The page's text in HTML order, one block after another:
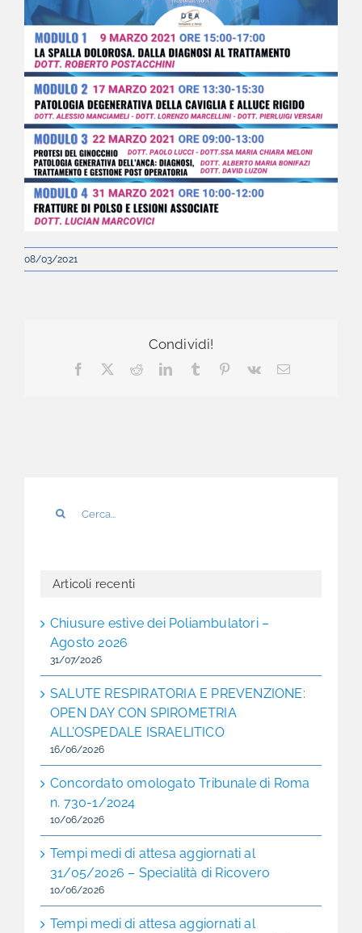
08/03/2021
Condividi!
Facebook RedditLinkedInTumblr Pinterest
Vk Email
per:
Articoli recenti
Chiusure estive dei Poliambulatori –
Agosto 2026
31/07/2026
SALUTE RESPIRATORIA E PREVENZIONE:
OPEN DAY CON SPIROMETRIA
ALL’OSPEDALE ISRAELITICO
16/06/2026
Concordato omologato Tribunale di Roma
n. 730-1/2024
10/06/2026
Tempi medi di attesa aggiornati al
31/05/2026 – Specialità di Ricovero
10/06/2026
Tempi medi di attesa aggiornati al